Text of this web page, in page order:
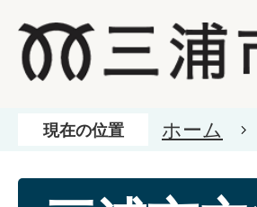
現在の位置 ホーム